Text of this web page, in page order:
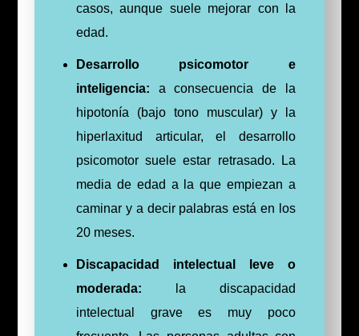
casos, aunque suele mejorar con la
edad.
Desarrollo psicomotor e
inteligencia: a consecuencia de la
hipotonía (bajo tono muscular) y la
hiperlaxitud articular, el desarrollo
psicomotor suele estar retrasado. La
media de edad a la que empiezan a
caminar y a decir palabras está en los
20 meses.
Discapacidad intelectual leve o
moderada:
la discapacidad
intelectual grave es muy poco